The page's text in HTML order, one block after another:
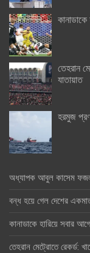
তেহরান
যাতায়াত
হরমুজ
অধ্যাপক আবুল কাসেম
বন্ধ হয়ে গেল দেশের
কানাডাকে হারিয়ে সবার
তেহরান মেট্রোতে রেকর্ড: